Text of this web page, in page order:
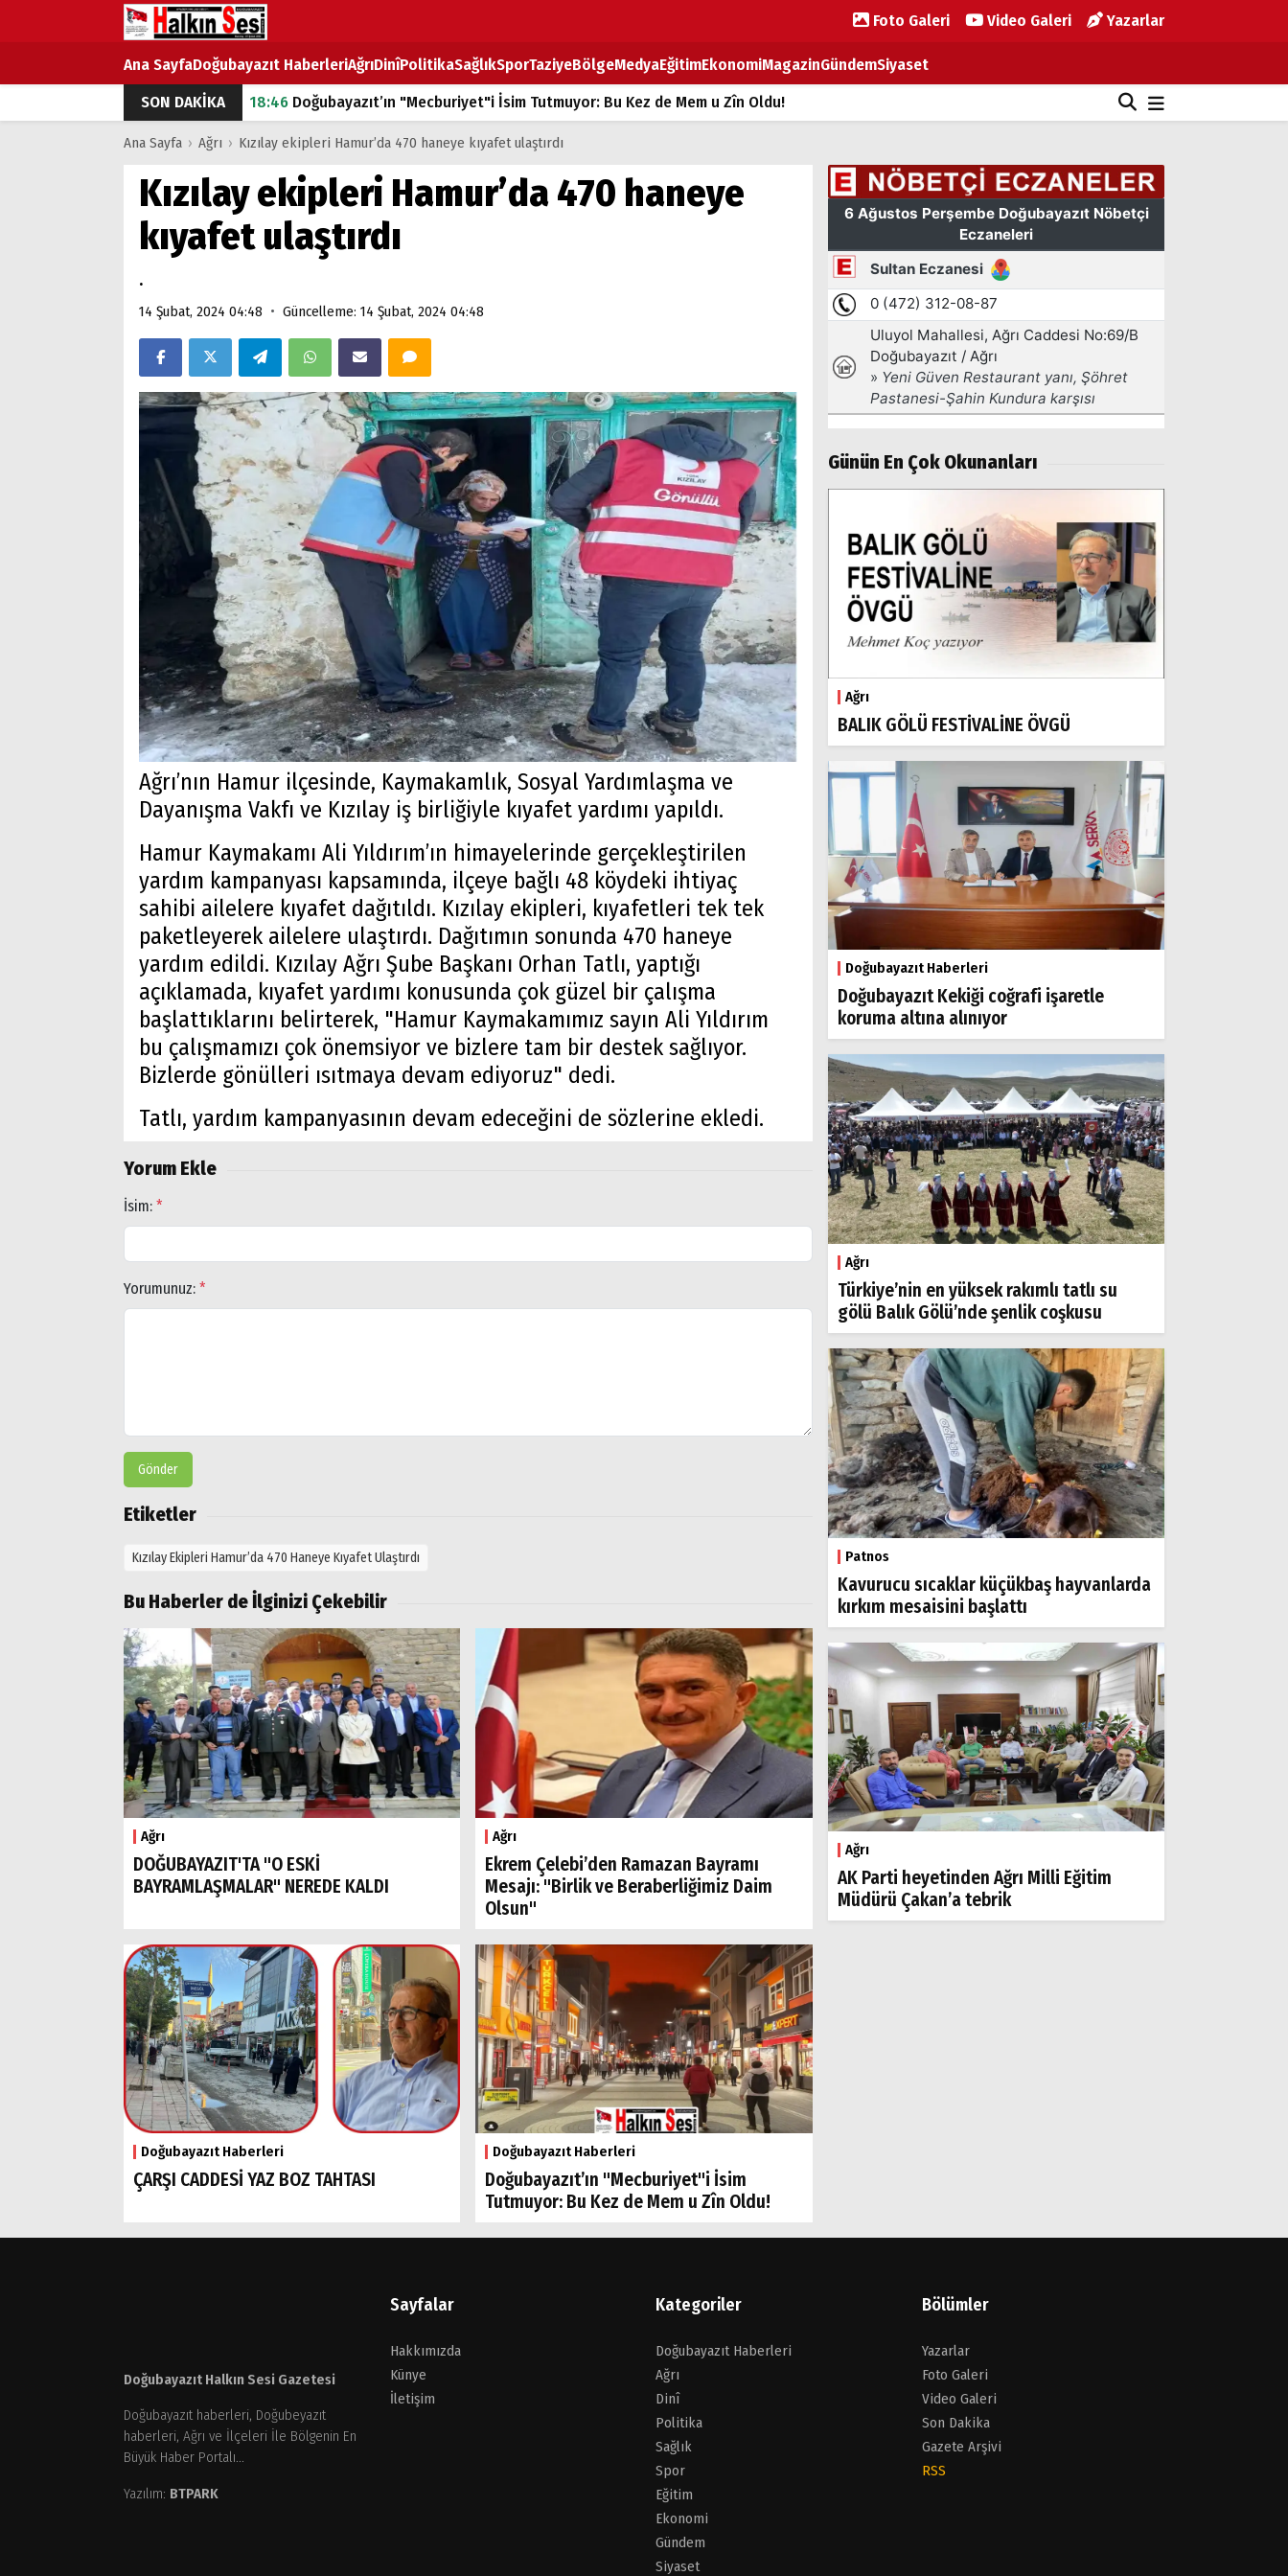
Foto Galeri Video Galeri Yazarlar
Ana SayfaDoğubayazıt HaberleriAğrıDinîPolitikaSağlıkSporTaziyeBölgeMedyaEğitimEkonomiMagazinGündemSiyaset
SON DAKİKA
18:46 Doğubayazıt’ın "Mecburiyet"i İsim Tutmuyor: Bu Kez de Mem u Zîn Oldu!
07:53Doğubayazıt’ta Ekmek Fiyatlarına Zam
07:16Doğubayazıt'ta çocukların sırtındaki ağır yük
07:00DEVLET ve HÜKÜMET
18:29ÇARŞI CADDESİ YAZ BOZ TAHTASI
Ana Sayfa › Ağrı › Kızılay ekipleri Hamur’da 470 haneye kıyafet ulaştırdı
Kızılay ekipleri Hamur’da 470 haneye
kıyafet ulaştırdı
.
14 Şubat, 2024 04:48 • Güncelleme: 14 Şubat, 2024 04:48
Ağrı’nın Hamur ilçesinde, Kaymakamlık, Sosyal Yardımlaşma ve
Dayanışma Vakfı ve Kızılay iş birliğiyle kıyafet yardımı yapıldı.
Hamur Kaymakamı Ali Yıldırım’ın himayelerinde gerçekleştirilen
yardım kampanyası kapsamında, ilçeye bağlı 48 köydeki ihtiyaç
sahibi ailelere kıyafet dağıtıldı. Kızılay ekipleri, kıyafetleri tek tek
paketleyerek ailelere ulaştırdı. Dağıtımın sonunda 470 haneye
yardım edildi. Kızılay Ağrı Şube Başkanı Orhan Tatlı, yaptığı
açıklamada, kıyafet yardımı konusunda çok güzel bir çalışma
başlattıklarını belirterek, "Hamur Kaymakamımız sayın Ali Yıldırım
bu çalışmamızı çok önemsiyor ve bizlere tam bir destek sağlıyor.
Bizlerde gönülleri ısıtmaya devam ediyoruz" dedi.
Tatlı, yardım kampanyasının devam edeceğini de sözlerine ekledi.
Yorum Ekle
İsim: *
Yorumunuz: *
Gönder
Etiketler
Kızılay Ekipleri Hamur’da 470 Haneye Kıyafet Ulaştırdı
Bu Haberler de İlginizi Çekebilir
Ağrı
DOĞUBAYAZIT'TA "O ESKİ
BAYRAMLAŞMALAR" NEREDE KALDI
Ağrı
Ekrem Çelebi’den Ramazan Bayramı
Mesajı: "Birlik ve Beraberliğimiz Daim
Olsun"
Doğubayazıt Haberleri
ÇARŞI CADDESİ YAZ BOZ TAHTASI
Doğubayazıt Haberleri
Doğubayazıt’ın "Mecburiyet"i İsim
Tutmuyor: Bu Kez de Mem u Zîn Oldu!
Günün En Çok Okunanları
Ağrı
BALIK GÖLÜ FESTİVALİNE ÖVGÜ
Doğubayazıt Haberleri
Doğubayazıt Kekiği coğrafi işaretle
koruma altına alınıyor
Ağrı
Türkiye’nin en yüksek rakımlı tatlı su
gölü Balık Gölü’nde şenlik coşkusu
Patnos
Kavurucu sıcaklar küçükbaş hayvanlarda
kırkım mesaisini başlattı
Ağrı
AK Parti heyetinden Ağrı Milli Eğitim
Müdürü Çakan’a tebrik
Doğubayazıt Halkın Sesi Gazetesi
Doğubayazıt haberleri, Doğubeyazıt
haberleri, Ağrı ve İlçeleri İle Bölgenin En
Büyük Haber Portalı...
Yazılım: BTPARK
Sayfalar
Hakkımızda
Künye
İletişim
Kategoriler
Doğubayazıt Haberleri
Ağrı
Dinî
Politika
Sağlık
Spor
Eğitim
Ekonomi
Gündem
Siyaset
Bölümler
Yazarlar
Foto Galeri
Video Galeri
Son Dakika
Gazete Arşivi
RSS